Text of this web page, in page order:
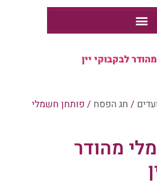
/חג הפסח/ פותחן חשמלי
מהודר